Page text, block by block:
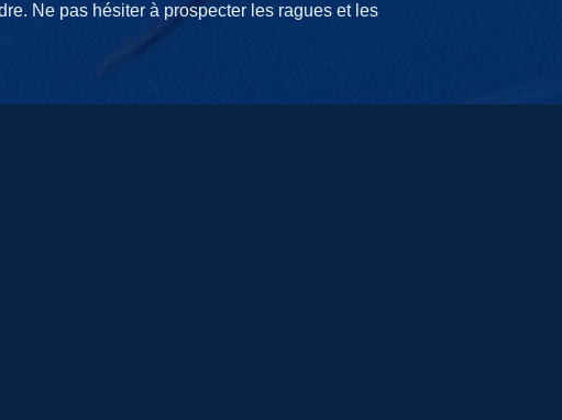
Ne pas hésiter à prospecter les ragues et les